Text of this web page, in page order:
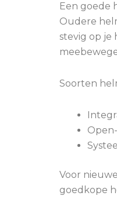
Een goede
Oudere
stevig op je
Soorten
Voor
goedkope